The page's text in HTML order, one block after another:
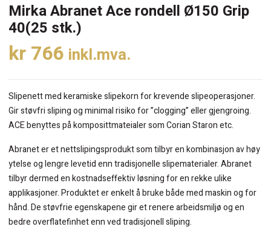
Mirka Abranet Ace rondell Ø150 Grip
40(25 stk.)
kr766 inkl.mva.
Slipenett med keramiske slipekorn for krevende slipeoperasjoner.
Gir støvfri sliping og minimal risiko for ”clogging” eller gjengroing.
ACE benyttes på komposittmateialer som Corian Staron etc.
Abranet er et nettslipingsprodukt som tilbyr en kombinasjon av høy
ytelse og lengre levetid enn tradisjonelle slipematerialer. Abranet
tilbyr dermed en kostnadseffektiv løsning for en rekke ulike
applikasjoner. Produktet er enkelt å bruke både med maskin og for
hånd. De støvfrie egenskapene gir et renere arbeidsmiljø og en
bedre overflatefinhet enn ved tradisjonell sliping.